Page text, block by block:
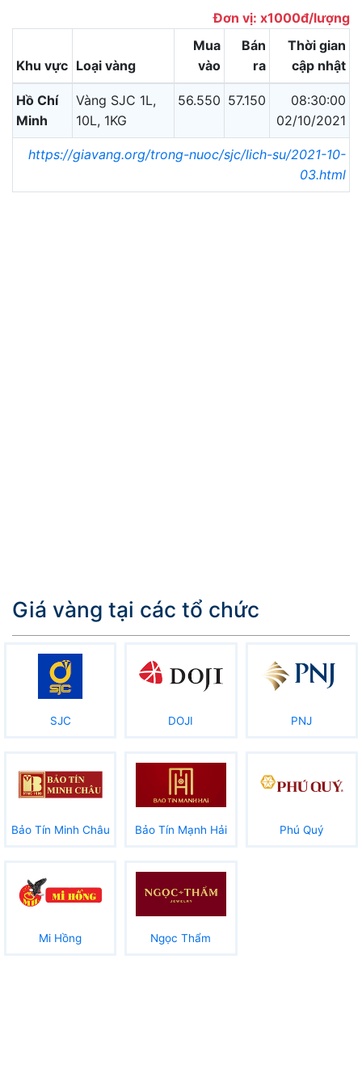
Đơn vị: x1000đ/lượng
Khu vực Loại vàng
Mua
vào
Bán
ra
Thời gian
cập nhật
Hồ Chí
Minh
Vàng SJC 1L,
10L, 1KG
56.550 57.150
08:30:00
02/10/2021
https://giavang.org/trong-nuoc/sjc/lich-su/2021-10-
03.html
Giá vàng tại các tổ chức
SJC DOJI PNJ
Bảo Tín Minh Châu Bảo Tín Mạnh Hải Phú Quý
Mi Hồng Ngọc Thẩm